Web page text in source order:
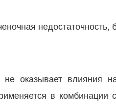
оказывает влияния
в